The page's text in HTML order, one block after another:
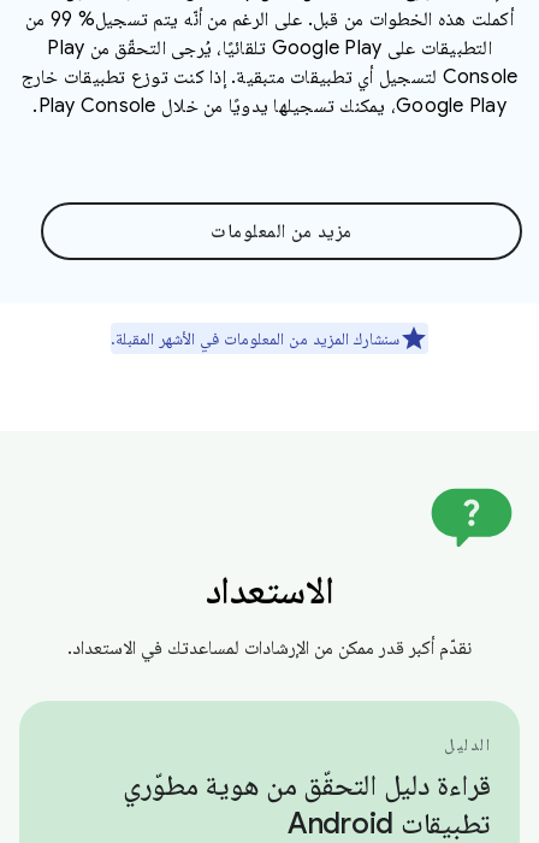
أكملت هذه الخطوات من قبل. على الرغم من أنّه يتم تسجيل% 99 من
التطبيقات على Google Play تلقائيًا، يُرجى التحقّق من Play
Console لتسجيل أي تطبيقات متبقية. إذا كنت توزع تطبيقات خارج
Google Play، يمكنك تسجيلها يدويًا من خلال Play Console.
مزيد من المعلومات
سنشارك المزيد من المعلومات في الأشهر المقبلة.
الاستعداد
نقدّم أكبر قدر ممكن من الإرشادات لمساعدتك في الاستعداد.
الدليل
قراءة دليل التحقّق من هوية مطوّري
تطبيقات Android